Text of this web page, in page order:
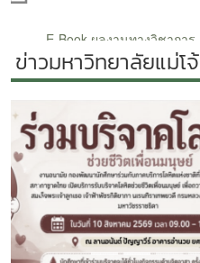
ข่าวมหาวิทยาลัยแม่โจ้
Previous